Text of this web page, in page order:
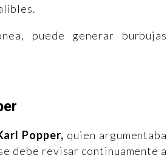
puede generar burbujas
Popper, quien argumentaba
debe revisar continuamente a